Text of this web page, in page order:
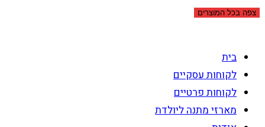
צפה בכל המוצרים
בית
לקוחות עסקיים
לקוחות פרטיים
מארזי מתנה ליולדת